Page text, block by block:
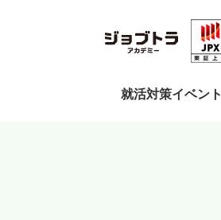
就活対策イベント